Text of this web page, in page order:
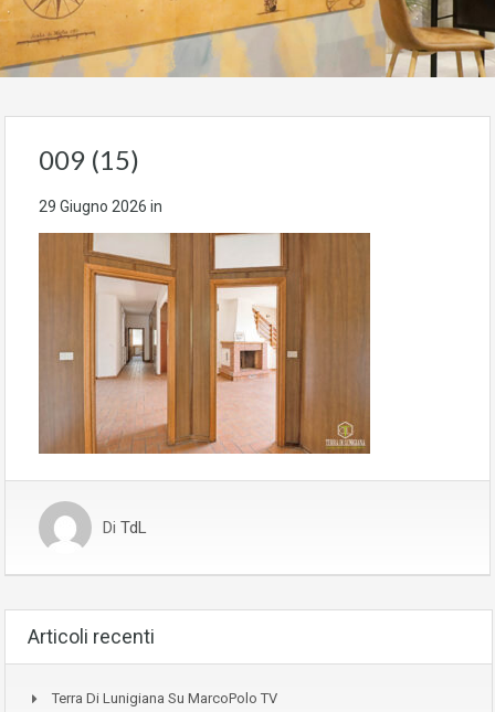
009 (15)
29 Giugno 2026 in
Di TdL
Articoli recenti
Terra Di Lunigiana Su MarcoPolo TV